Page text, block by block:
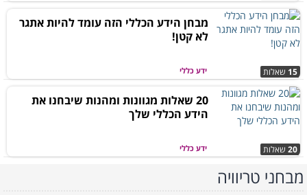
ידע כללי 15 שאלות
מבחן הידע הכללי הזה עומד להיות אתגר
לא קטן!
ידע כללי 20 שאלות
20 שאלות מגוונות ומהנות שיבחנו את
הידע הכללי שלך
מבחני טריוויה